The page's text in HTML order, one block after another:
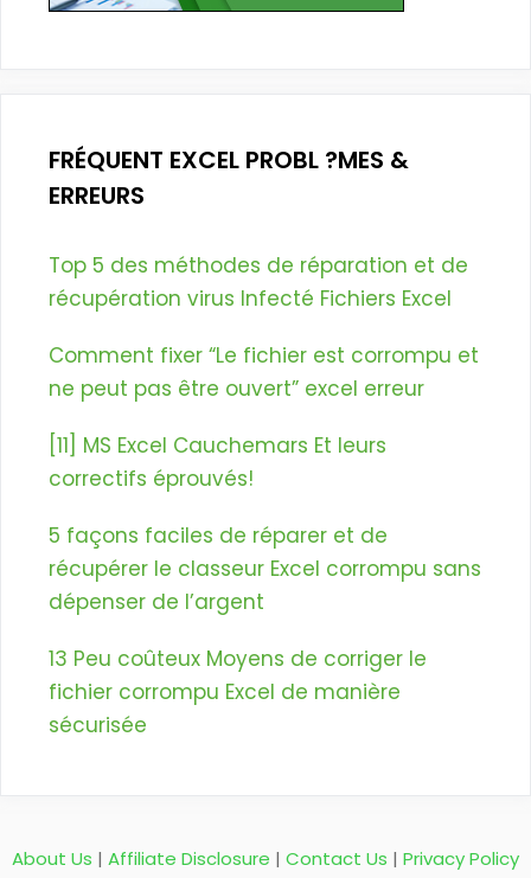
FRÉQUENT EXCEL PROBL ?MES &
ERREURS
Top 5 des méthodes de réparation et de
récupération virus Infecté Fichiers Excel
Comment fixer “Le fichier est corrompu et
ne peut pas être ouvert” excel erreur
[11] MS Excel Cauchemars Et leurs
correctifs éprouvés!
5 façons faciles de réparer et de
récupérer le classeur Excel corrompu sans
dépenser de l’argent
13 Peu coûteux Moyens de corriger le
fichier corrompu Excel de manière
sécurisée
About Us | Affiliate Disclosure | Contact Us | Privacy Policy